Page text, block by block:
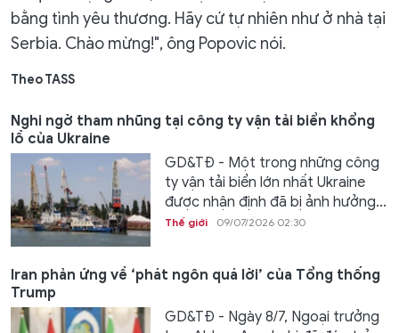
bằng tình yêu thương. Hãy cứ tự nhiên như ở nhà tại
Serbia. Chào mừng!", ông Popovic nói.
Theo TASS
Nghi ngờ tham nhũng tại công ty vận tải biển khổng
lồ của Ukraine
GD&TĐ - Một trong những công
ty vận tải biển lớn nhất Ukraine
được nhận định đã bị ảnh hưởng...
Thế giới 09/07/2026 02:30
Iran phản ứng về ‘phát ngôn quá lời’ của Tổng thống
Trump
GD&TĐ - Ngày 8/7, Ngoại trưởng